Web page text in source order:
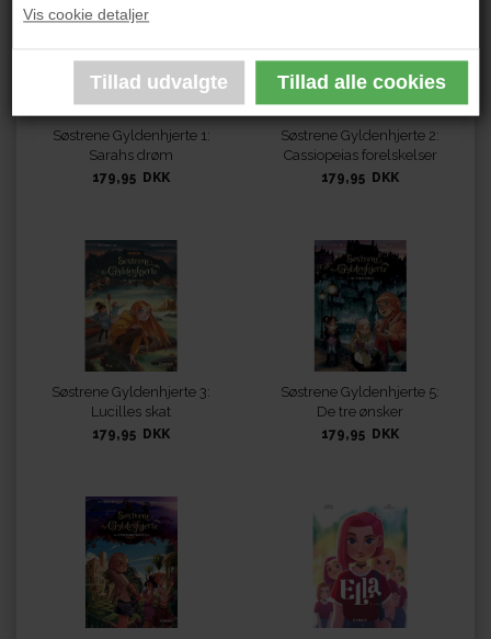
Vis cookie detaljer
Søstrene Gyldenhjerte 1:
Sarahs drøm
179,95 DKK
Søstrene Gyldenhjerte 2:
Cassiopeias forelskelser
179,95 DKK
Søstrene Gyldenhjerte 3:
Lucilles skat
179,95 DKK
Søstrene Gyldenhjerte 5:
De tre ønsker
179,95 DKK